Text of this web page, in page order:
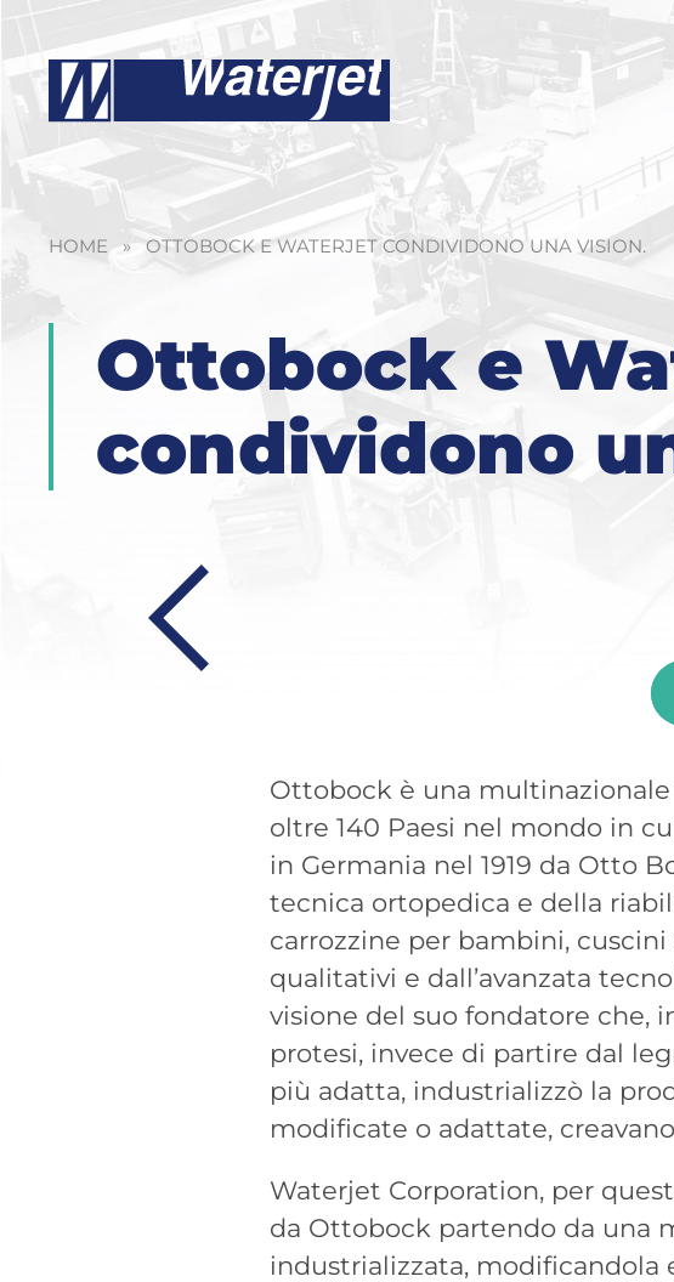
HOME » OTTOBOCK E WATERJET CONDIVIDONO UNA VISION.
Ottobock e
condividono
Ottobock è una
oltre 140 Paesi nel mondo in
in Germania nel 1919 da Otto
tecnica ortopedica e della
carrozzine per bambini,
qualitativi e dall’avanzata
visione del suo fondatore
protesi, invece di partire dal
più adatta, industrializzò la
modificate o adattate,
Waterjet Corporation, per
da Ottobock partendo da una
industrializzata, modificandola